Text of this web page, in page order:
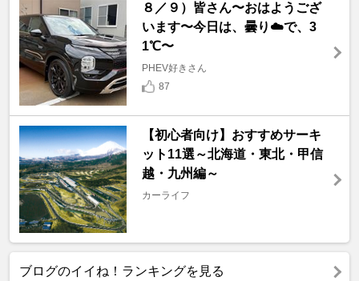
８／９）皆さん〜おはようござ
います〜今日は、曇り☁️で、3
1℃〜
PHEV好きさん
87
【初心者向け】おすすめサーキ
ット11選～北海道・東北・甲信
越・九州編～
カーライフ
ブログのイイね！ランキングを見る